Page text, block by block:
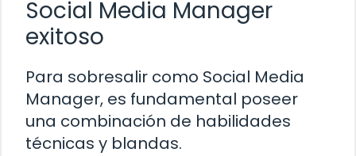
Social Media Manager
exitoso
Para sobresalir como Social Media
Manager, es fundamental poseer
una combinación de habilidades
técnicas y blandas.